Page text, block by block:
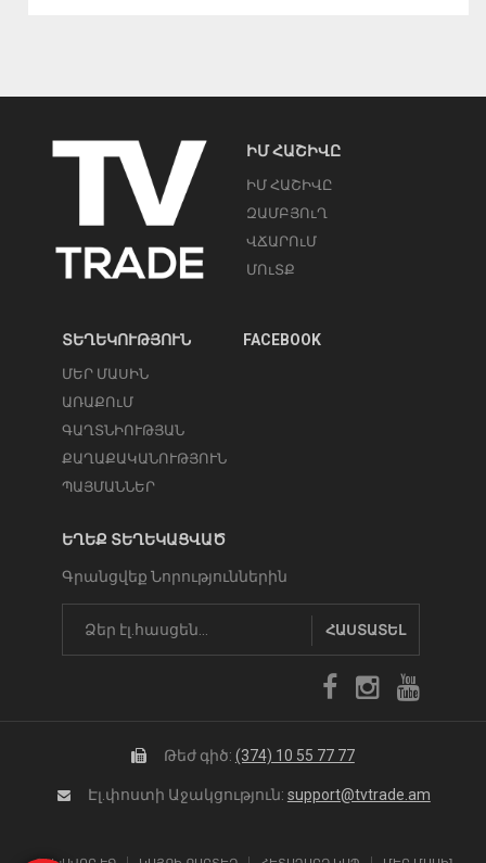
ԻՄ ՀԱՇԻՎԸ
ԻՄ ՀԱՇԻՎԸ
ԶԱՄԲՅՈւՂ
ՎՃԱՐՈւՄ
ՄՈւՏՔ
ՏԵՂԵԿՈՒԹՅՈՒՆ
ՄԵՐ ՄԱՍԻՆ
ԱՌԱՔՈւՄ
ԳԱՂՏՆԻՈՒԹՅԱՆ
ՔԱՂԱՔԱԿԱՆՈՒԹՅՈՒՆ
ՊԱՅՄԱՆՆԵՐ
FACEBOOK
ԵՂԵՔ ՏԵՂԵԿԱՑՎԱԾ
Գրանցվեք Նորություններին
ՀԱՍՏԱՏԵԼ
Թեժ գիծ: (374) 10 55 77 77
Էլ.փոստի Աջակցություն: support@tvtrade.am